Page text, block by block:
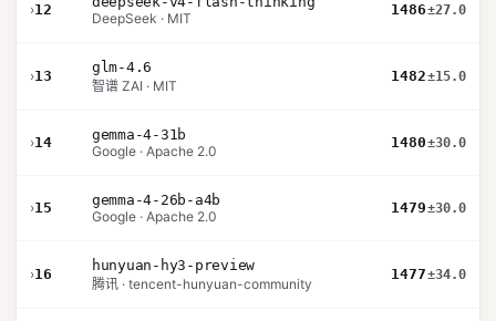
›12
DeepSeek · MIT
1486±27.0
›13
glm-4.6
智谱 ZAI · MIT
1482±15.0
›14
gemma-4-31b
Google · Apache 2.0
1480±30.0
›15
gemma-4-26b-a4b
Google · Apache 2.0
1479±30.0
›16
hunyuan-hy3-preview
腾讯 · tencent-hunyuan-community
1477±34.0